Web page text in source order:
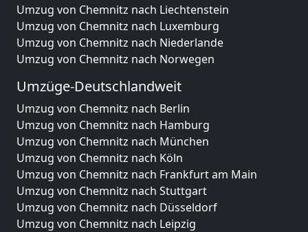
Umzug von Chemnitz nach Liechtenstein
Umzug von Chemnitz nach Luxemburg
Umzug von Chemnitz nach Niederlande
Umzug von Chemnitz nach Norwegen
Umzüge-Deutschlandweit
Umzug von Chemnitz nach Berlin
Umzug von Chemnitz nach Hamburg
Umzug von Chemnitz nach München
Umzug von Chemnitz nach Köln
Umzug von Chemnitz nach Frankfurt am Main
Umzug von Chemnitz nach Stuttgart
Umzug von Chemnitz nach Düsseldorf
Umzug von Chemnitz nach Leipzig